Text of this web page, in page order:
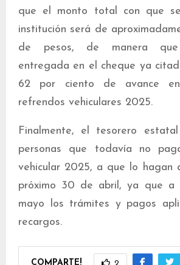
que el monto total con que
institución será de
de pesos, de manera
entregada en el cheque ya
62 por ciento de avance
refrendos vehiculares 2025.
Finalmente, el tesorero
personas que todavía no
vehicular 2025, a que lo hagan
próximo 30 de abril, ya que a
mayo los trámites y pagos
recargos.
COMPARTE!